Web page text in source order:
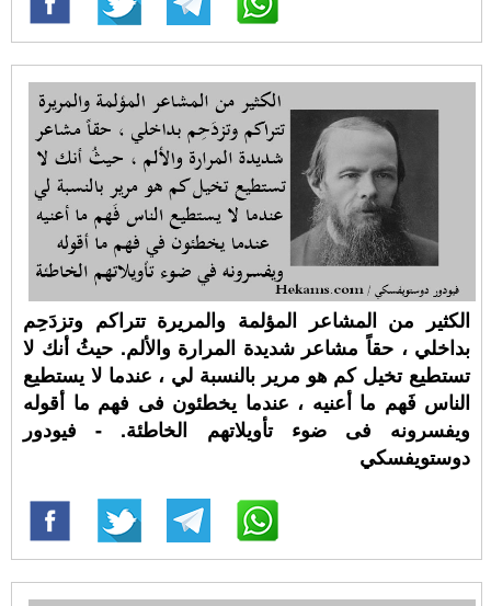
الكثير من المشاعر المؤلمة والمريرة تتراكم وتزدَحِم
بداخلي ، حقاً مشاعر شديدة المرارة والألم. حيثُ أنك لا
تستطيع تخيل كم هو مرير بالنسبة لي ، عندما لا يستطيع
الناس فَهم ما أعنيه ، عندما يخطئون فى فهم ما أقوله
ويفسرونه فى ضوء تأويلاتهم الخاطئة. - فيودور
دوستويفسكي